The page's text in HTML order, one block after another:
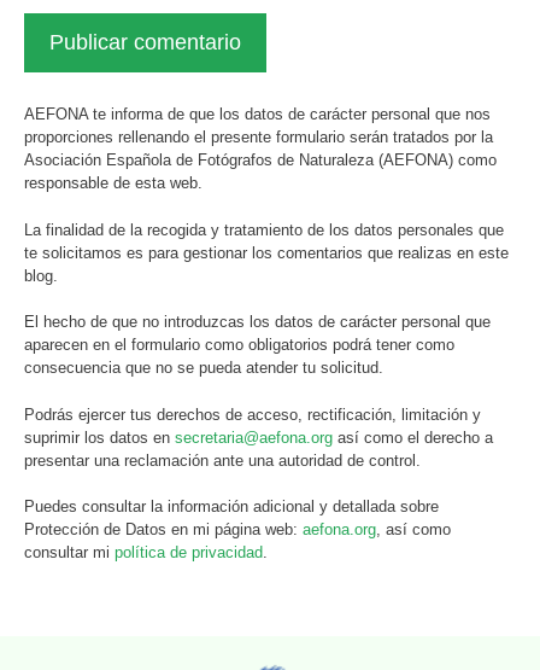
AEFONA te informa de que los datos de carácter personal que nos
proporciones rellenando el presente formulario serán tratados por la
Asociación Española de Fotógrafos de Naturaleza (AEFONA) como
responsable de esta web.
La finalidad de la recogida y tratamiento de los datos personales que
te solicitamos es para gestionar los comentarios que realizas en este
blog.
El hecho de que no introduzcas los datos de carácter personal que
aparecen en el formulario como obligatorios podrá tener como
consecuencia que no se pueda atender tu solicitud.
Podrás ejercer tus derechos de acceso, rectificación, limitación y
suprimir los datos en secretaria@aefona.org así como el derecho a
presentar una reclamación ante una autoridad de control.
Puedes consultar la información adicional y detallada sobre
Protección de Datos en mi página web: aefona.org, así como
consultar mi política de privacidad.